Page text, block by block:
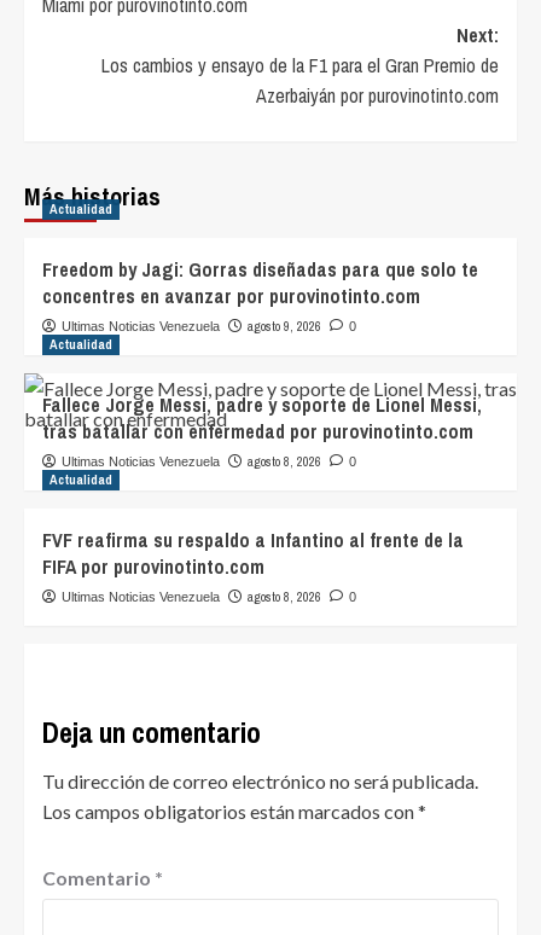
Next:
Los cambios y ensayo de la F1 para el Gran Premio de
Azerbaiyán por purovinotinto.com
Más historias
Actualidad
Freedom by Jagi: Gorras diseñadas para que solo te
concentres en avanzar por purovinotinto.com
Ultimas Noticias Venezuela agosto 9, 2026 0
Actualidad
Fallece Jorge Messi, padre y soporte de Lionel Messi,
tras batallar con enfermedad por purovinotinto.com
Ultimas Noticias Venezuela agosto 8, 2026 0
Actualidad
FVF reafirma su respaldo a Infantino al frente de la
FIFA por purovinotinto.com
Ultimas Noticias Venezuela agosto 8, 2026 0
Deja un comentario
Tu dirección de correo electrónico no será publicada.
Los campos obligatorios están marcados con*
Comentario *